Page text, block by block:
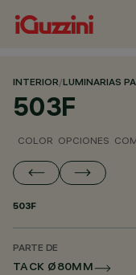
INTERIOR/LUMINARIAS
503F
COLOR OPCIONES
503F
PARTE DE
TACK Ø80MM